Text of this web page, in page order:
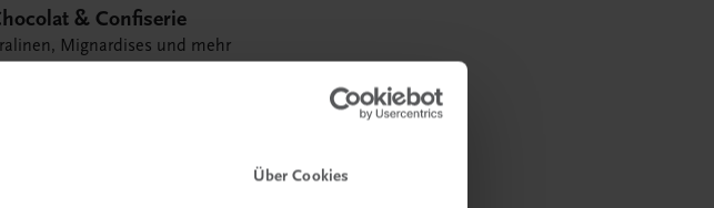
Über Cookies
& Confiserie
Mignardises und mehr